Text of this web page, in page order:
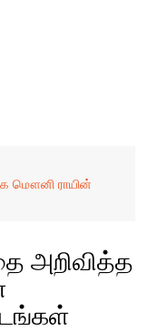
மௌனி ராயின்
அறிவித்த